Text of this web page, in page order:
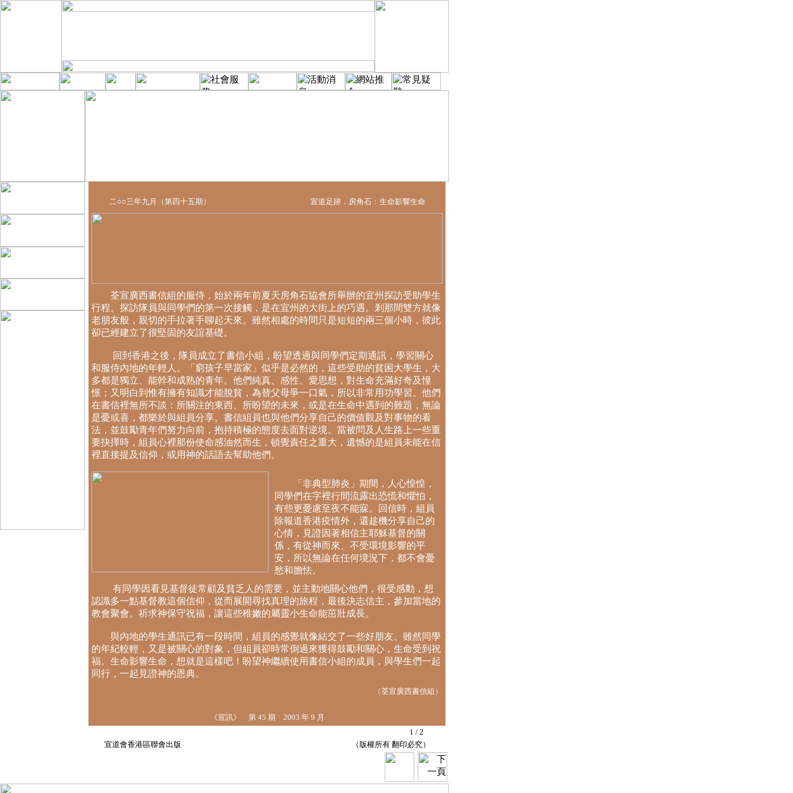
二○○三年九月（第四十五期） 宣道足跡．房角石：生命影響生命
荃宣廣西書信組的服侍，始於兩年前夏天房角石協會所舉辦的宜州探訪受助學生
行程。探訪隊員與同學們的第一次接觸，是在宜州的大街上的巧遇。剎那間雙方就像
老朋友般，親切的手拉著手聊起天來。雖然相處的時間只是短短的兩三個小時，彼此
卻已經建立了很堅固的友誼基礎。
回到香港之後，隊員成立了書信小組，盼望透過與同學們定期通訊，學習關心
和服侍內地的年輕人。「窮孩子早當家」似乎是必然的，這些受助的貧困大學生，大
多都是獨立、能幹和成熟的青年。他們純真、感性、愛思想，對生命充滿好奇及憧
憬；又明白到惟有擁有知識才能脫貧，為替父母爭一口氣，所以非常用功學習。他們
在書信裡無所不談：所關注的東西、所盼望的未來，或是在生命中遇到的難題，無論
是憂或喜，都樂於與組員分享。書信組員也與他們分享自己的價值觀及對事物的看
法，並鼓勵青年們努力向前，抱持積極的態度去面對逆境。當被問及人生路上一些重
要抉擇時，組員心裡那份使命感油然而生，頓覺責任之重大，遺憾的是組員未能在信
裡直接提及信仰，或用神的話語去幫助他們。
「非典型肺炎」期間，人心惶惶，
同學們在字裡行間流露出恐慌和懼怕，
有些更憂慮至夜不能寐。回信時，組員
除報道香港疫情外，還趁機分享自己的
心情，見證因著相信主耶穌基督的關
係，有從神而來、不受環境影響的平
安，所以無論在任何境況下，都不會憂
愁和膽怯。
有同學因看見基督徒常顧及貧乏人的需要，並主動地關心他們，很受感動，想
認識多一點基督教這個信仰，從而展開尋找真理的旅程，最後決志信主，參加當地的
教會聚會。祈求神保守祝福，讓這些稚嫩的屬靈小生命能茁壯成長。
與內地的學生通訊已有一段時間，組員的感覺就像結交了一些好朋友。雖然同學
的年紀較輕，又是被關心的對象，但組員卻時常倒過來獲得鼓勵和關心，生命受到祝
福。生命影響生命，想就是這樣吧！盼望神繼續使用書信小組的成員，與學生們一起
同行，一起見證神的恩典。
（荃宣廣西書信組）
《宣訊》 第 45 期 2003 年 9 月
1 / 2
宣道會香港區聯會出版 （版權所有 翻印必究）